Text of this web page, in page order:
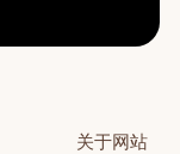
关于网站